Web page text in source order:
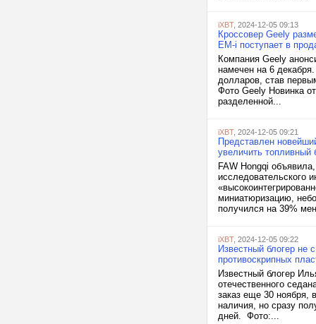
iXBT, 2024-12-05 09:13
Кроссовер Geely
EM-i поступает в
Компания Geely
намечен на 6
долларов, став
Фото Geely Новинка
разделенной...
iXBT, 2024-12-05 09:21
Представлен
увеличить топливный
FAW Hongqi
исследовательского
миниатюризацию,
получился на 39%
iXBT, 2024-12-05 09:22
Известный блогер не
противоскрипных
Известный блогер
отечественного
заказ еще 30 ноября,
наличия, но сразу
дней. Фото:...